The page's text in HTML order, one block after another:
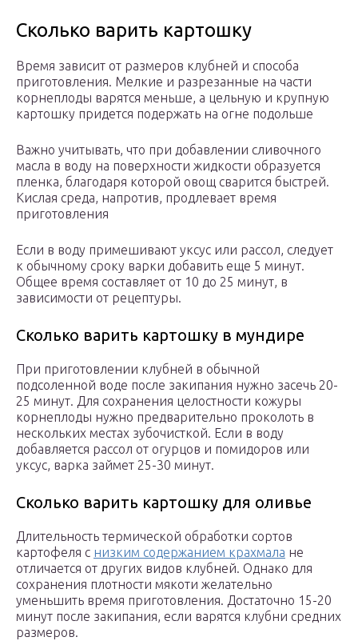
Сколько варить картошку
Время зависит от размеров клубней и способа
приготовления. Мелкие и разрезанные на части
корнеплоды варятся меньше, а цельную и крупную
картошку придется подержать на огне подольше
Важно учитывать, что при добавлении сливочного
масла в воду на поверхности жидкости образуется
пленка, благодаря которой овощ сварится быстрей.
Кислая среда, напротив, продлевает время
приготовления
Если в воду примешивают уксус или рассол, следует
к обычному сроку варки добавить еще 5 минут.
Общее время составляет от 10 до 25 минут, в
зависимости от рецептуры.
Сколько варить картошку в мундире
При приготовлении клубней в обычной
подсоленной воде после закипания нужно засечь 20-
25 минут. Для сохранения целостности кожуры
корнеплоды нужно предварительно проколоть в
нескольких местах зубочисткой. Если в воду
добавляется рассол от огурцов и помидоров или
уксус, варка займет 25-30 минут.
Сколько варить картошку для оливье
Длительность термической обработки сортов
картофеля с низким содержанием крахмала не
отличается от других видов клубней. Однако для
сохранения плотности мякоти желательно
уменьшить время приготовления. Достаточно 15-20
минут после закипания, если варятся клубни средних
размеров.